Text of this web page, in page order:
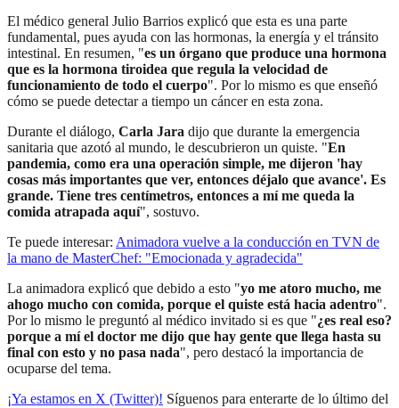
El médico general Julio Barrios explicó que esta es una parte
fundamental, pues ayuda con las hormonas, la energía y el tránsito
intestinal. En resumen, "es un órgano que produce una hormona
que es la hormona tiroidea que regula la velocidad de
funcionamiento de todo el cuerpo". Por lo mismo es que enseñó
cómo se puede detectar a tiempo un cáncer en esta zona.
Durante el diálogo, Carla Jara dijo que durante la emergencia
sanitaria que azotó al mundo, le descubrieron un quiste. "En
pandemia, como era una operación simple, me dijeron 'hay
cosas más importantes que ver, entonces déjalo que avance'. Es
grande. Tiene tres centímetros, entonces a mí me queda la
comida atrapada aquí", sostuvo.
Te puede interesar: Animadora vuelve a la conducción en TVN de
la mano de MasterChef: "Emocionada y agradecida"
La animadora explicó que debido a esto "yo me atoro mucho, me
ahogo mucho con comida, porque el quiste está hacia adentro".
Por lo mismo le preguntó al médico invitado si es que "¿es real eso?
porque a mí el doctor me dijo que hay gente que llega hasta su
final con esto y no pasa nada", pero destacó la importancia de
ocuparse del tema.
¡Ya estamos en X (Twitter)! Síguenos para enterarte de lo último del